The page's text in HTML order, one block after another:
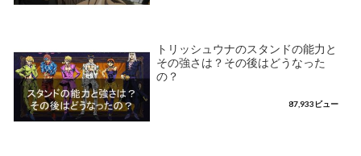
トリッシュウナのスタンドの能力と
その強さは？その後はどうなった
の？
87,933ビュー